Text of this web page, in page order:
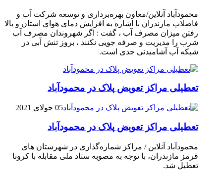
محمودآباد آنلاین/معاون بهره‌برداری و توسعه شرکت آب و
فاضلاب مازندران با اشاره به افزایش دمای هوای استان و بالا
رفتن میزان مصرف آب ، گفت : اگر شهروندان مصرف آب
شرب را مدیریت و صرفه جویی نکنند ، بروز تنش آبی در
شبکه آب آشامیدنی جدی است.
تعطیلی مراکز تعویض پلاک در محمودآباد
05 جولای 2021
تعطیلی مراکز تعویض پلاک در محمودآباد
محمودآباد آنلاین / مراکز شماره‌گذاری در شهر‌ستان های
قرمز مازندران، با توجه به مصوبه ستاد ملی مقابله با کرونا
تعطیل شد.